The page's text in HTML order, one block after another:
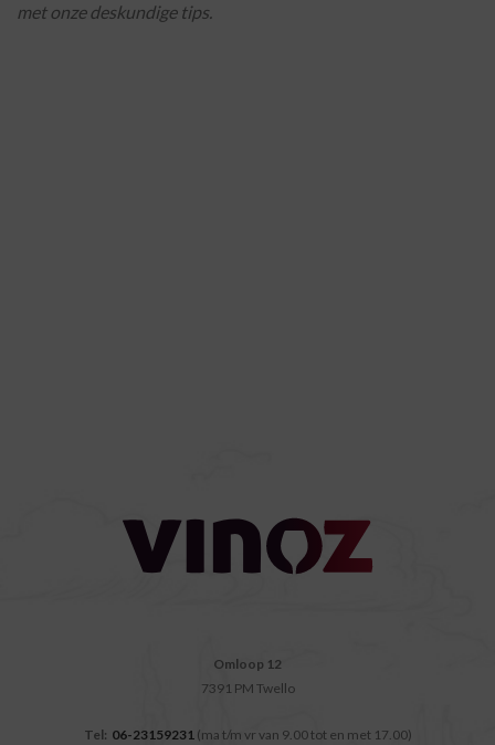
met onze deskundige tips.
Omloop 12
7391 PM Twello
Tel: 06-23159231(ma t/m vr van 9.00 tot en met 17.00)